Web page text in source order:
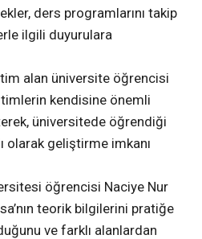
ders programlarını takip
ilgili duyurulara
alan üniversite öğrencisi
kendisine önemli
üniversitede öğrendiği
olarak geliştirme imkanı
öğrencisi Naciye Nur
teorik bilgilerini pratiğe
ve farklı alanlardan